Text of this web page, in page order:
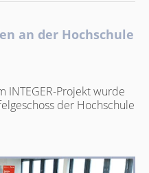
an der Hochschule
INTEGER-Projekt wurde
der Hochschule